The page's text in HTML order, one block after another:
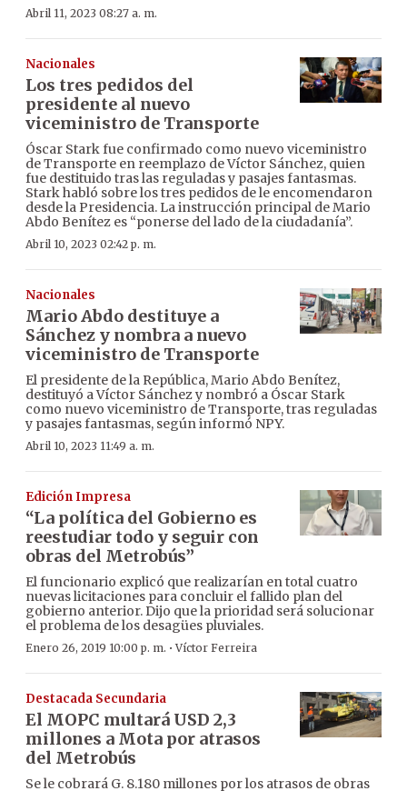
Abril 11, 2023 08:27 a. m.
Nacionales
Los tres pedidos del
presidente al nuevo
viceministro de Transporte
Óscar Stark fue confirmado como nuevo viceministro
de Transporte en reemplazo de Víctor Sánchez, quien
fue destituido tras las reguladas y pasajes fantasmas.
Stark habló sobre los tres pedidos de le encomendaron
desde la Presidencia. La instrucción principal de Mario
Abdo Benítez es “ponerse del lado de la ciudadanía”.
Abril 10, 2023 02:42 p. m.
Nacionales
Mario Abdo destituye a
Sánchez y nombra a nuevo
viceministro de Transporte
El presidente de la República, Mario Abdo Benítez,
destituyó a Víctor Sánchez y nombró a Óscar Stark
como nuevo viceministro de Transporte, tras reguladas
y pasajes fantasmas, según informó NPY.
Abril 10, 2023 11:49 a. m.
Edición Impresa
“La política del Gobierno es
reestudiar todo y seguir con
obras del Metrobús”
El funcionario explicó que realizarían en total cuatro
nuevas licitaciones para concluir el fallido plan del
gobierno anterior. Dijo que la prioridad será solucionar
el problema de los desagües pluviales.
Enero 26, 2019 10:00 p. m. ·Víctor Ferreira
Destacada Secundaria
El MOPC multará USD 2,3
millones a Mota por atrasos
del Metrobús
Se le cobrará G. 8.180 millones por los atrasos de obras